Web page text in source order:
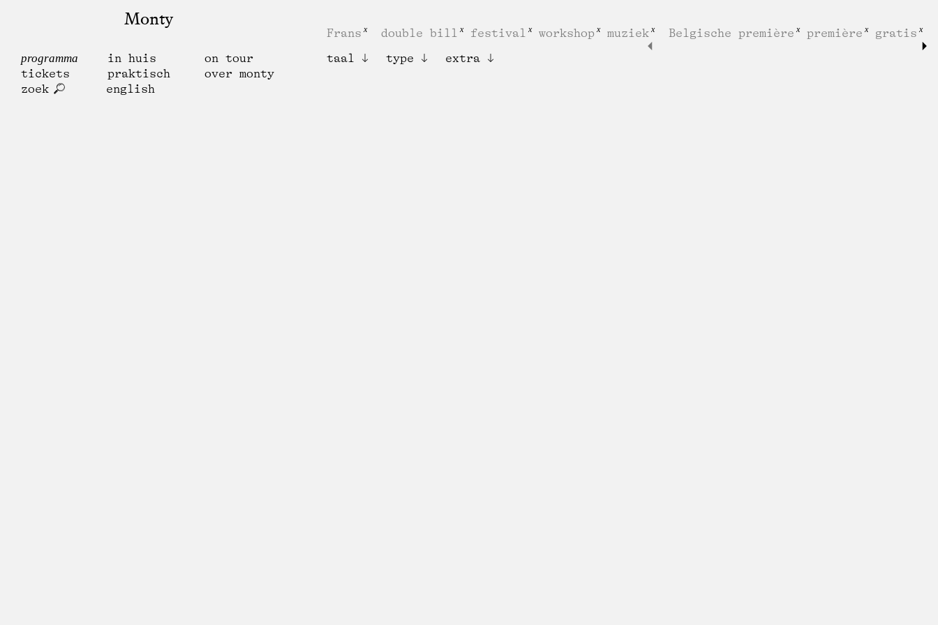
Monty
programma in huis
on tour
tickets
praktisch
over monty
zoek
english
Frans double bill festival workshop muziek Belgische première première
gratis
taal
type extra